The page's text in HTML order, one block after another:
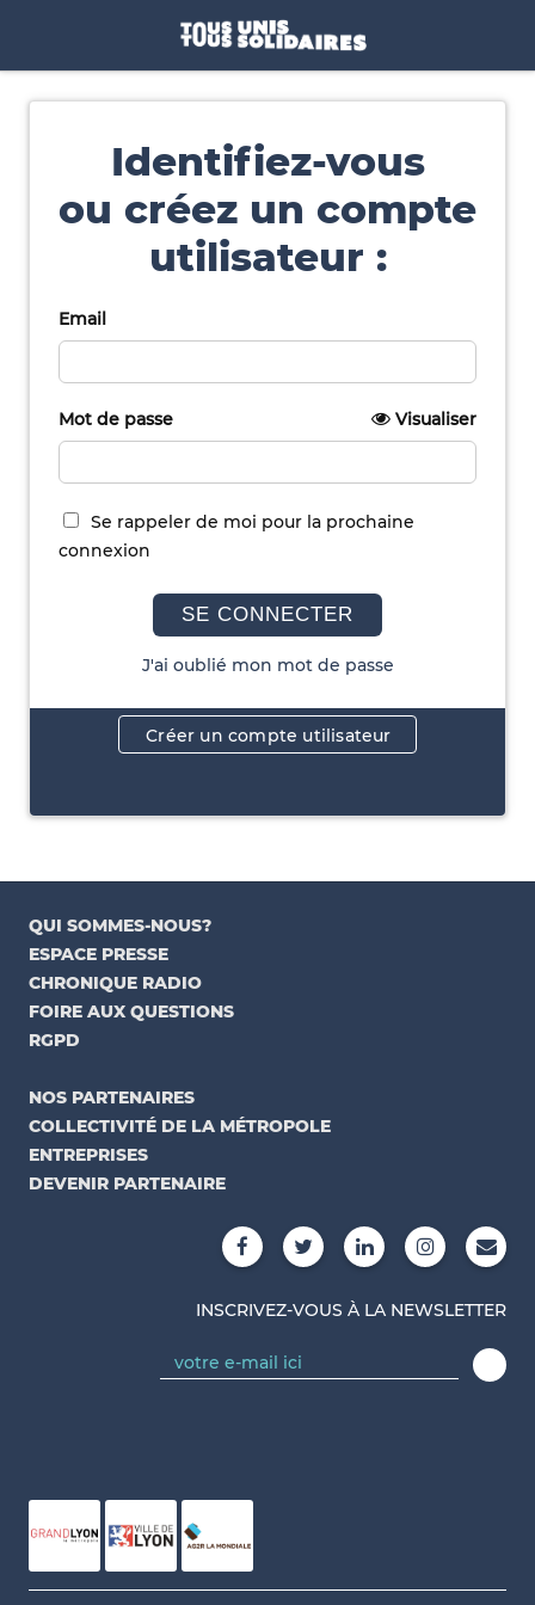
Identifiez-vous
ou créez un compte
utilisateur :
Email
Mot de passe Visualiser
Se rappeler de moi pour la prochaine
connexion
SE CONNECTER
J'ai oublié mon mot de passe
Créer un compte utilisateur
QUI SOMMES-NOUS?
ESPACE PRESSE
CHRONIQUE RADIO
FOIRE AUX QUESTIONS
RGPD
NOS PARTENAIRES
COLLECTIVITÉ DE LA MÉTROPOLE
ENTREPRISES
DEVENIR PARTENAIRE
INSCRIVEZ-VOUS À LA NEWSLETTER